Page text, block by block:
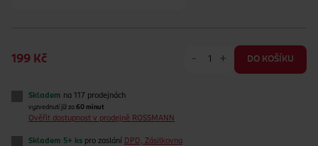
199 Kč - + DO KOŠÍKU
Skladem na 117 prodejnách
vyzvednutí již za 60 minut
Ověřit dostupnost v prodejně ROSSMANN
Skladem 5+ ks pro zaslání DPD, Zásilkovna